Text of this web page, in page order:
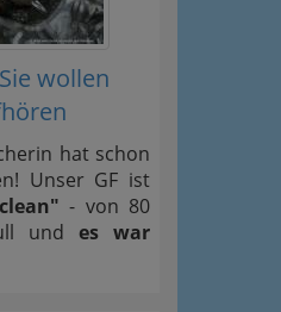
wollen
hat schon
Unser GF ist
- von 80
undes war